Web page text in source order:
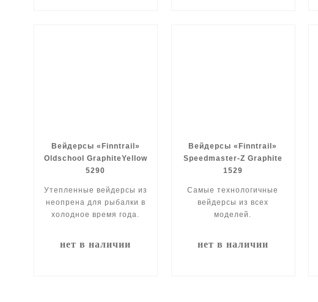
Вейдерсы «Finntrail»
Oldschool GraphiteYellow
5290
Утепленные вейдерсы из
неопрена для рыбалки в
холодное время года.
нет в наличии
Вейдерсы «Finntrail»
Speedmaster-Z Graphite
1529
Самые технологичные
вейдерсы из всех
моделей.
нет в наличии